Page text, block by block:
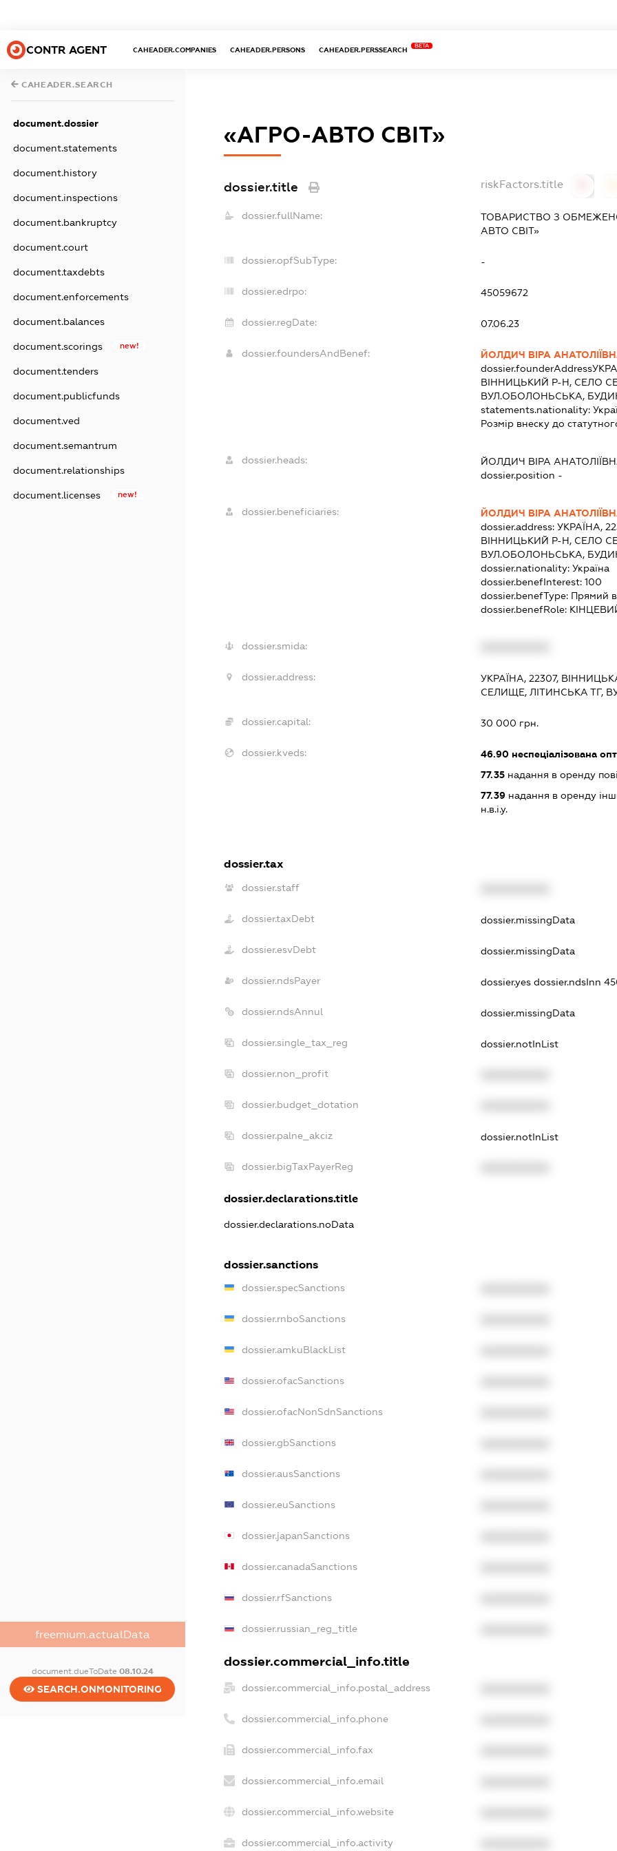
CONTR AGENT CAHEADER.COMPANIES CAHEADER.PERSONS CAHEADER.PERSSEARCH
BETA
CAHEADER.SEARCH
document.dossier
document.statements
document.history
document.inspections
document.bankruptcy
document.court
document.taxdebts
document.enforcements
document.balances
document.scorings new!
document.tenders
document.publicfunds
document.ved
document.semantrum
document.relationships
document.licenses new!
freemium.actualData
document.dueToDate 08.10.24
SEARCH.ONMONITORING
«АГРО-АВТО СВІТ»
dossier.title riskFactors.title
dossier.fullName:
ТОВАРИСТВО З
АВТО СВІТ»
dossier.opfSubType: -
dossier.edrpo: 45059672
dossier.regDate: 07.06.23
dossier.foundersAndBenef:
ЙОЛДИЧ ВІРА
dossier.founderAddress
ВІННИЦЬКИЙ Р-Н, СЕЛО
ВУЛ.ОБОЛОНЬСЬКА,
statements.nationality:
Розмір внеску до
dossier.heads: ЙОЛДИЧ ВІРА
dossier.position -
dossier.beneficiaries:
ЙОЛДИЧ ВІРА
dossier.address: УКРАЇНА,
ВІННИЦЬКИЙ Р-Н, СЕЛО
ВУЛ.ОБОЛОНЬСЬКА,
dossier.nationality: Україна
dossier.benefInterest: 100
dossier.benefType: Прямий
dossier.benefRole:
dossier.smida:
dossier.address:
УКРАЇНА, 22307,
СЕЛИЩЕ, ЛІТИНСЬКА ТГ,
dossier.capital: 30 000 грн.
dossier.kveds: 46.90неспеціалізована
77.35надання в оренду
77.39надання в оренду
н.в.і.у.
dossier.tax
dossier.staff
dossier.taxDebt dossier.missingData
dossier.esvDebt dossier.missingData
dossier.ndsPayer dossier.yes dossier.ndsInn
dossier.ndsAnnul dossier.missingData
dossier.single_tax_reg dossier.notInList
dossier.non_profit
dossier.budget_dotation
dossier.palne_akciz dossier.notInList
dossier.bigTaxPayerReg
dossier.declarations.title
dossier.declarations.noData
dossier.sanctions
dossier.specSanctions
dossier.rnboSanctions
dossier.amkuBlackList
dossier.ofacSanctions
dossier.ofacNonSdnSanctions
dossier.gbSanctions
dossier.ausSanctions
dossier.euSanctions
dossier.japanSanctions
dossier.canadaSanctions
dossier.rfSanctions
dossier.russian_reg_title
dossier.commercial_info.title
dossier.commercial_info.postal_address
dossier.commercial_info.phone
dossier.commercial_info.fax
dossier.commercial_info.email
dossier.commercial_info.website
dossier.commercial_info.activity